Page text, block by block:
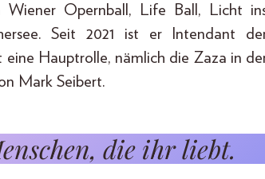
Wiener Opernball, Life Ball, Licht
Seit 2021 ist er Intendant
eine Hauptrolle, nämlich die Zaza in
Mark Seibert.
die ihr liebt.